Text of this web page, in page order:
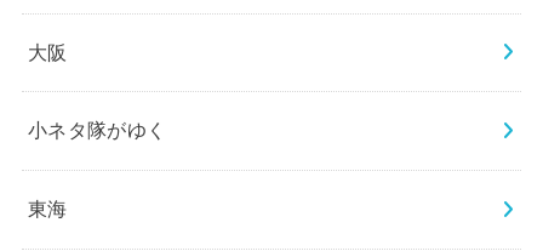
大阪
小ネタ隊がゆく
東海